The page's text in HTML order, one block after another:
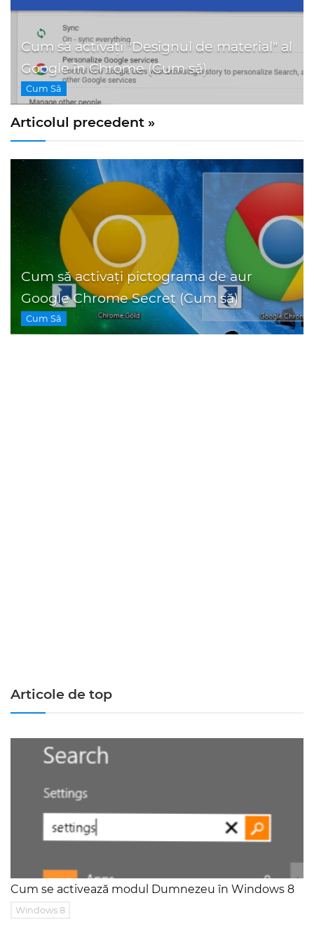
Cum să activați "Designul de material" al
Google în Chrome (Cum să)
Cum Să
Articolul precedent »
Cum să activați pictograma de aur
Google Chrome Secret (Cum să)
Cum Să
Articole de top
Cum se activează modul Dumnezeu în Windows 8
Windows 8